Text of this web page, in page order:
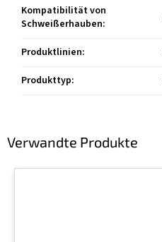
Verwandte Produkte
Kompatibilität von
Schweißerhauben:
Produktlinien:
Produkttyp: